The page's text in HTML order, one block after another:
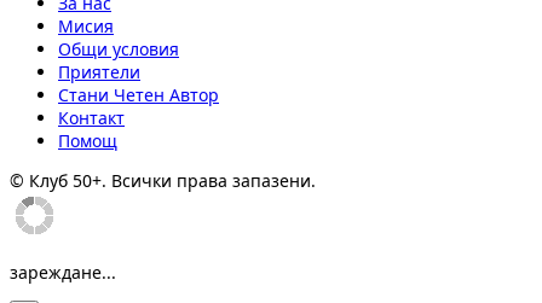
Мисия
Общи условия
Приятели
Стани Четен Автор
Контакт
Помощ
© Клуб 50+. Всички права запазени.
зареждане...